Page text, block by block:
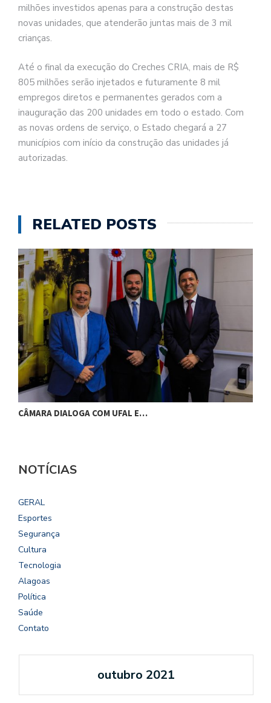
milhões investidos apenas para a construção destas
novas unidades, que atenderão juntas mais de 3 mil
crianças.
Até o final da execução do Creches CRIA, mais de R$
805 milhões serão injetados e futuramente 8 mil
empregos diretos e permanentes gerados com a
inauguração das 200 unidades em todo o estado. Com
as novas ordens de serviço, o Estado chegará a 27
municípios com início da construção das unidades já
autorizadas.
RELATED POSTS
CÂMARA DIALOGA COM UFAL E…
NOTÍCIAS
GERAL
Esportes
Segurança
Cultura
Tecnologia
Alagoas
Política
Saúde
Contato
outubro 2021